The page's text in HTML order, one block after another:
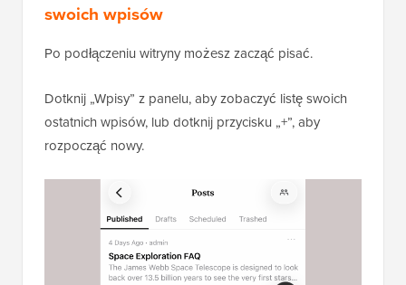
swoich wpisów
Po podłączeniu witryny możesz zacząć pisać.
Dotknij „Wpisy” z panelu, aby zobaczyć listę swoich
ostatnich wpisów, lub dotknij przycisku „+”, aby
rozpocząć nowy.